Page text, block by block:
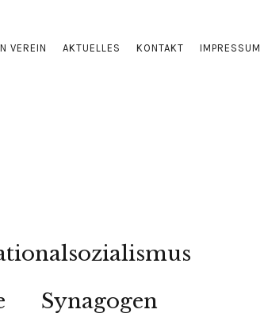
VEREIN AKTUELLES KONTAKT IMPRESSUM
Synagogen